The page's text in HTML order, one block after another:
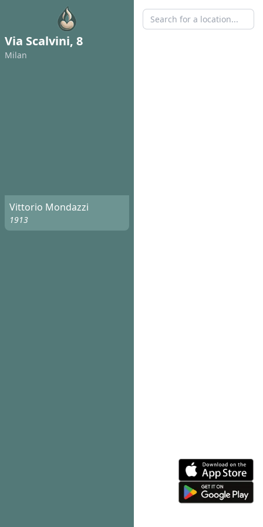
Via Scalvini, 8
Milan
Vittorio Mondazzi
1913